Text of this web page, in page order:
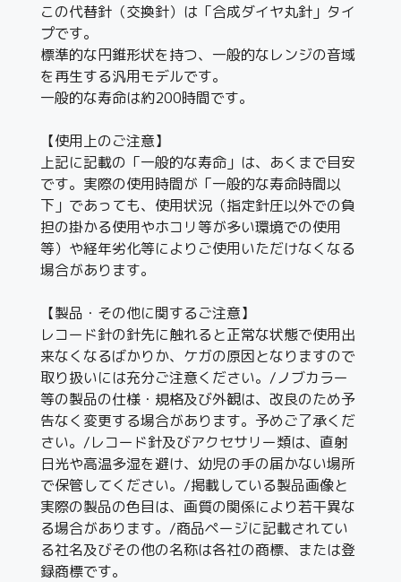
この代替針（交換針）は「合成ダイヤ丸針」タイ
プです。
標準的な円錐形状を持つ、一般的なレンジの音域
を再生する汎用モデルです。
一般的な寿命は約200時間です。
【使用上のご注意】
上記に記載の「一般的な寿命」は、あくまで目安
です。実際の使用時間が「一般的な寿命時間以
下」であっても、使用状況（指定針圧以外での負
担の掛かる使用やホコリ等が多い環境での使用
等）や経年劣化等によりご使用いただけなくなる
場合があります。
【製品・その他に関するご注意】
レコード針の針先に触れると正常な状態で使用出
来なくなるばかりか、ケガの原因となりますので
取り扱いには充分ご注意ください。/ノブカラー
等の製品の仕様・規格及び外観は、改良のため予
告なく変更する場合があります。予めご了承くだ
さい。/レコード針及びアクセサリー類は、直射
日光や高温多湿を避け、幼児の手の届かない場所
で保管してください。/掲載している製品画像と
実際の製品の色目は、画質の関係により若干異な
る場合があります。/商品ページに記載されてい
る社名及びその他の名称は各社の商標、または登
録商標です。